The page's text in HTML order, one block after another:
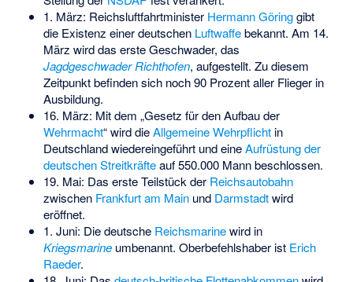
1. März: Reichsluftfahrtminister Hermann Göringgibt
die Existenz einer deutschen Luftwaffebekannt. Am 14.
März wird das erste Geschwader, das
Jagdgeschwader Richthofen, aufgestellt. Zu diesem
Zeitpunkt befinden sich noch 90 Prozent aller Flieger in
Ausbildung.
16. März: Mit dem „Gesetz für den Aufbau der
Wehrmacht“ wird dieAllgemeine Wehrpflichtin
Deutschland wiedereingeführt und eineAufrüstung der
deutschen Streitkräfteauf 550.000 Mann beschlossen.
19. Mai: Das erste Teilstück der Reichsautobahn
zwischen Frankfurt am Mainund Darmstadtwird
eröffnet.
1. Juni: Die deutsche Reichsmarinewird in
Kriegsmarineumbenannt. Oberbefehlshaber ist Erich
Raeder.